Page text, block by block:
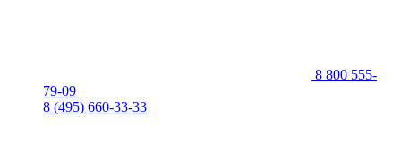
8 800 555-
79-09
8 (495) 660-33-33